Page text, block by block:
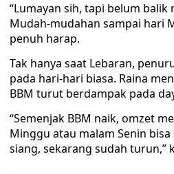
“Lumayan sih, tapi belum
Mudah-mudahan sampai hari
penuh harap.
Tak hanya saat Lebaran,
pada hari-hari biasa. Raina
BBM turut berdampak pada
“Semenjak BBM naik, omzet
Minggu atau malam Senin
siang, sekarang sudah turun,”